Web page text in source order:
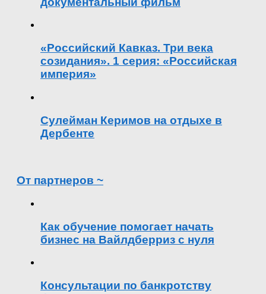
«Российский Кавказ. Три века
созидания». 1 серия: «Российская
империя»
Сулейман Керимов на отдыхе в
Дербенте
От партнеров ~
Как обучение помогает начать
бизнес на Вайлдберриз с нуля
Консультации по банкротству